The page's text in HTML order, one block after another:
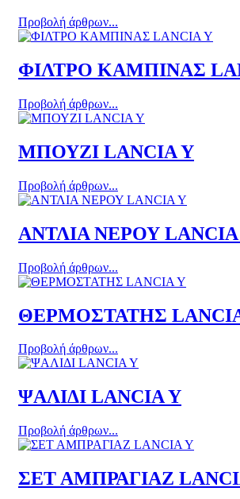
Προβολή άρθρων...
ΦΙΛΤΡΟ ΚΑΜΠΙΝΑΣ
Προβολή άρθρων...
ΜΠΟΥΖΙ LANCIA Y
Προβολή άρθρων...
ΑΝΤΛΙΑ ΝΕΡΟΥ LANCIA
Προβολή άρθρων...
ΘΕΡΜΟΣΤΑΤΗΣ
Προβολή άρθρων...
ΨΑΛΙΔΙ LANCIA Y
Προβολή άρθρων...
ΣΕΤ ΑΜΠΡΑΓΙΑΖ